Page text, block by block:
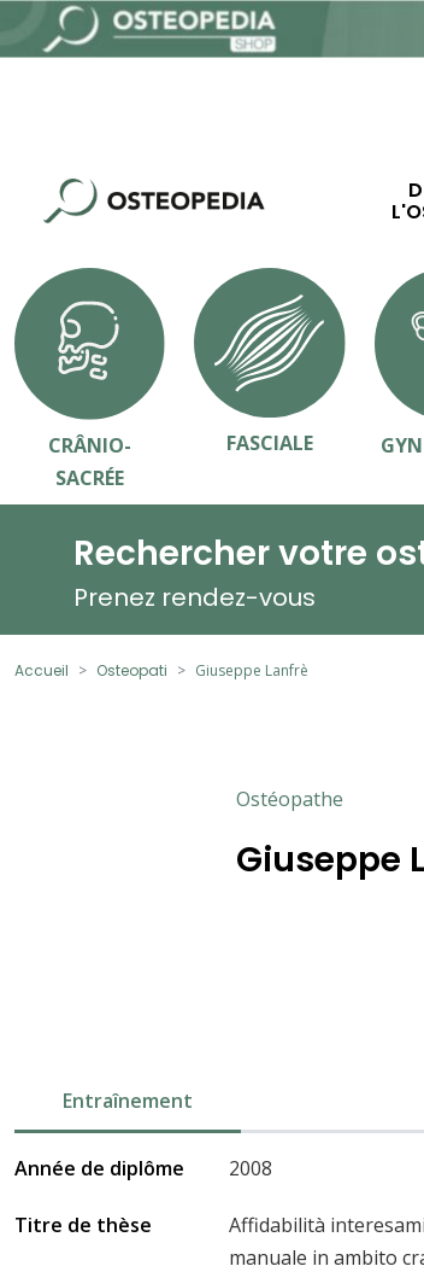
CRÂNIO-
SACRÉE
FASCIALE
Rechercher votre
Prenez rendez-vous
Accueil Osteopati Giuseppe Lanfrè
Ostéopathe
Giuseppe
Entraînement
Année de diplôme 2008
Titre de thèse
Affidabilità
manuale in ambito